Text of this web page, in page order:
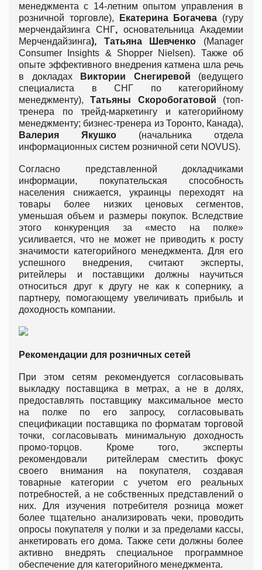
менеджмента с 14-летним опытом управления в
розничной торговле),
Екатерина Богачева (гуру
мерчендайзинга СНГ, основательница Академии
Мерчендайзинга), Татьяна Шевченко (Manager
Consumer Insights & Shopper Nielsen). Также об
опыте эффективного внедрения катмена шла речь
в докладах
Виктории Снегиревой (ведущего
специалиста в СНГ по категорийному
менеджменту),Татьяны Скоробогатовой (топ-
тренера по трейд-маркетингу и категорийному
менеджменту; бизнес-тренера из Торонто, Канада),
Валерия Якушко (начальника отдела
информационных систем розничной сети NOVUS).
Согласно представленной докладчиками
информации, покупательская способность
населения снижается, украинцы переходят на
товары более низких ценовых сегментов,
уменьшая объем и размеры покупок. Вследствие
этого конкуренция за «место на полке»
усиливается, что не может не приводить к росту
значимости категорийного менеджмента. Для его
успешного внедрения, считают эксперты,
ритейлеры и поставщики должны научиться
относиться друг к другу не как к сопернику, а
партнеру, помогающему увеличивать прибыль и
доходность компании.
Рекомендации для розничных сетей
При этом сетям рекомендуется согласовывать
выкладку поставщика в метрах, а не в долях,
предоставлять поставщику максимальное место
на полке по его запросу, согласовывать
спецификации поставщика по форматам торговой
точки, согласовывать минимальную доходность
промо-торцов. Кроме того, эксперты
рекомендовали ритейлерам сместить фокус
своего внимания на покупателя, создавая
товарные категории с учетом его реальных
потребностей, а не собственных представлений о
них. Для изучения потребителя розница может
более тщательно анализировать чеки, проводить
опросы покупателя у полки и за пределами кассы,
анкетировать его дома. Также сети должны более
активно внедрять специальное программное
обеспечение для категорийного менеджмента.